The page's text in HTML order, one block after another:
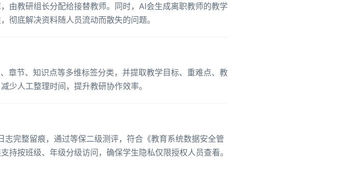
由教研组长分配给接替教师。同时，AI会生成离职教师的教学
彻底解决资料随人员流动而散失的问题。
章节、知识点等多维标签分类，并提取教学目标、重难点、教
少人工整理时间，提升教研协作效率。
完整留痕，通过等保二级测评，符合《教育系统数据安全管
持按班级、年级分级访问，确保学生隐私仅限授权人员查看。